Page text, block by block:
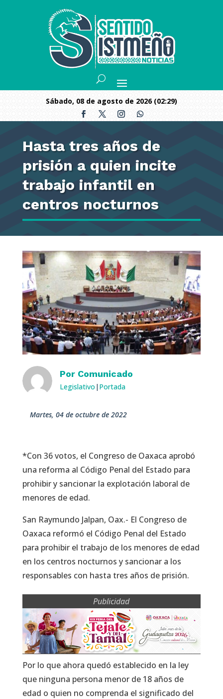
sábado, 08 de agosto de 2026 (02:29)
Hasta tres años de
prisión a quien incite
trabajo infantil en
centros nocturnos
Por Comunicado
Legislativo | Portada
martes, 04 de octubre de 2022
*Con 36 votos, el Congreso de Oaxaca aprobó
una reforma al Código Penal del Estado para
prohibir y sancionar la explotación laboral de
menores de edad.
San Raymundo Jalpan, Oax.- El Congreso de
Oaxaca reformó el Código Penal del Estado
para prohibir el trabajo de los menores de edad
en los centros nocturnos y sancionar a los
responsables con hasta tres años de prisión.
Publicidad
Por lo que ahora quedó establecido en la ley
que ninguna persona menor de 18 años de
edad o quien no comprenda el significado del